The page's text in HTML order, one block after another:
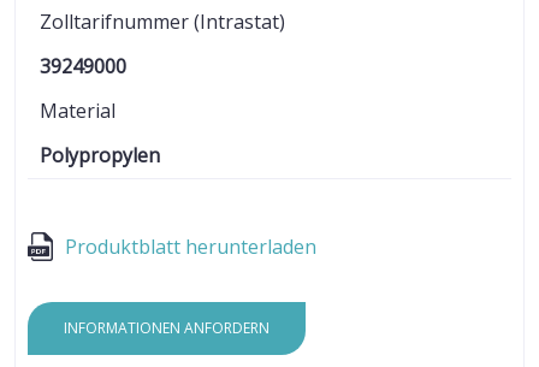
Zolltarifnummer (Intrastat)
39249000
Material
Polypropylen
Produktblatt herunterladen
INFORMATIONEN ANFORDERN